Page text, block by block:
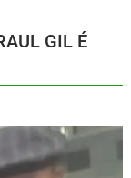
GIL É